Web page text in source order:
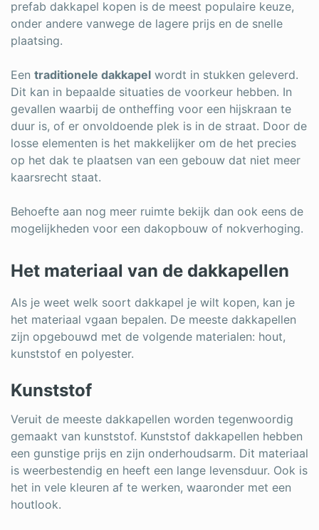
prefab dakkapel kopen is de meest populaire keuze,
onder andere vanwege de lagere prijs en de snelle
plaatsing.
Een traditionele dakkapel wordt in stukken geleverd.
Dit kan in bepaalde situaties de voorkeur hebben. In
gevallen waarbij de ontheffing voor een hijskraan te
duur is, of er onvoldoende plek is in de straat. Door de
losse elementen is het makkelijker om de het precies
op het dak te plaatsen van een gebouw dat niet meer
kaarsrecht staat.
Behoefte aan nog meer ruimte bekijk dan ook eens de
mogelijkheden voor een dakopbouw of nokverhoging.
Het materiaal van de dakkapellen
Als je weet welk soort dakkapel je wilt kopen, kan je
het materiaal vgaan bepalen. De meeste dakkapellen
zijn opgebouwd met de volgende materialen: hout,
kunststof en polyester.
Kunststof
Veruit de meeste dakkapellen worden tegenwoordig
gemaakt van kunststof. Kunststof dakkapellen hebben
een gunstige prijs en zijn onderhoudsarm. Dit materiaal
is weerbestendig en heeft een lange levensduur. Ook is
het in vele kleuren af te werken, waaronder met een
houtlook.